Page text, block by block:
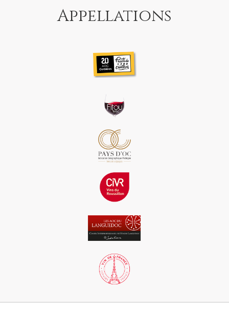
Appellations